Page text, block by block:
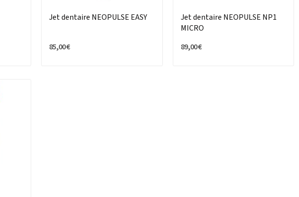
Jet dentaire NEOPULSE EASY
85,00 €
Jet dentaire NEOPULSE NP1
MICRO
89,00 €